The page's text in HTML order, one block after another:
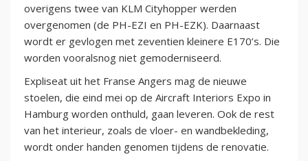
overigens twee van KLM Cityhopper werden
overgenomen (de PH-EZI en PH-EZK). Daarnaast
wordt er gevlogen met zeventien kleinere E170’s. Die
worden vooralsnog niet gemoderniseerd.
Expliseat uit het Franse Angers mag de nieuwe
stoelen, die eind mei op de Aircraft Interiors Expo in
Hamburg worden onthuld, gaan leveren. Ook de rest
van het interieur, zoals de vloer- en wandbekleding,
wordt onder handen genomen tijdens de renovatie.